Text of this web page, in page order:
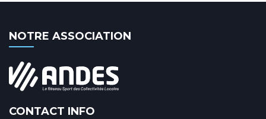
NOTRE ASSOCIATION
CONTACT INFO